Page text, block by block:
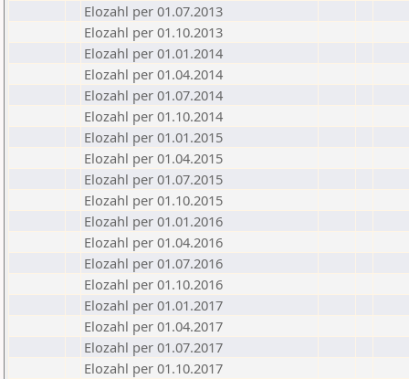
Elozahl per 01.07.2013
Elozahl per 01.10.2013
Elozahl per 01.01.2014
Elozahl per 01.04.2014
Elozahl per 01.07.2014
Elozahl per 01.10.2014
Elozahl per 01.01.2015
Elozahl per 01.04.2015
Elozahl per 01.07.2015
Elozahl per 01.10.2015
Elozahl per 01.01.2016
Elozahl per 01.04.2016
Elozahl per 01.07.2016
Elozahl per 01.10.2016
Elozahl per 01.01.2017
Elozahl per 01.04.2017
Elozahl per 01.07.2017
Elozahl per 01.10.2017